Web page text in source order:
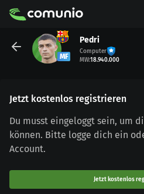
MF
Pedri
Computer
MW:18.940.000
Jetzt kostenlos registrieren
Du musst eingeloggt sein, um
können. Bitte logge dich ein
Account.
Jetzt kostenlos